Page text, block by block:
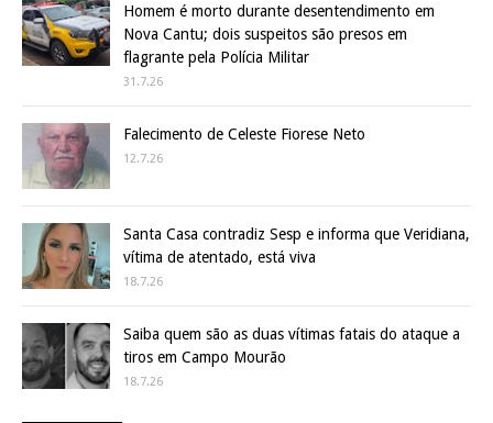
Homem é morto durante desentendimento em
Nova Cantu; dois suspeitos são presos em
flagrante pela Polícia Militar
31.7.26
Falecimento de Celeste Fiorese Neto
12.7.26
Santa Casa contradiz Sesp e informa que Veridiana,
vítima de atentado, está viva
18.7.26
Saiba quem são as duas vítimas fatais do ataque a
tiros em Campo Mourão
18.7.26